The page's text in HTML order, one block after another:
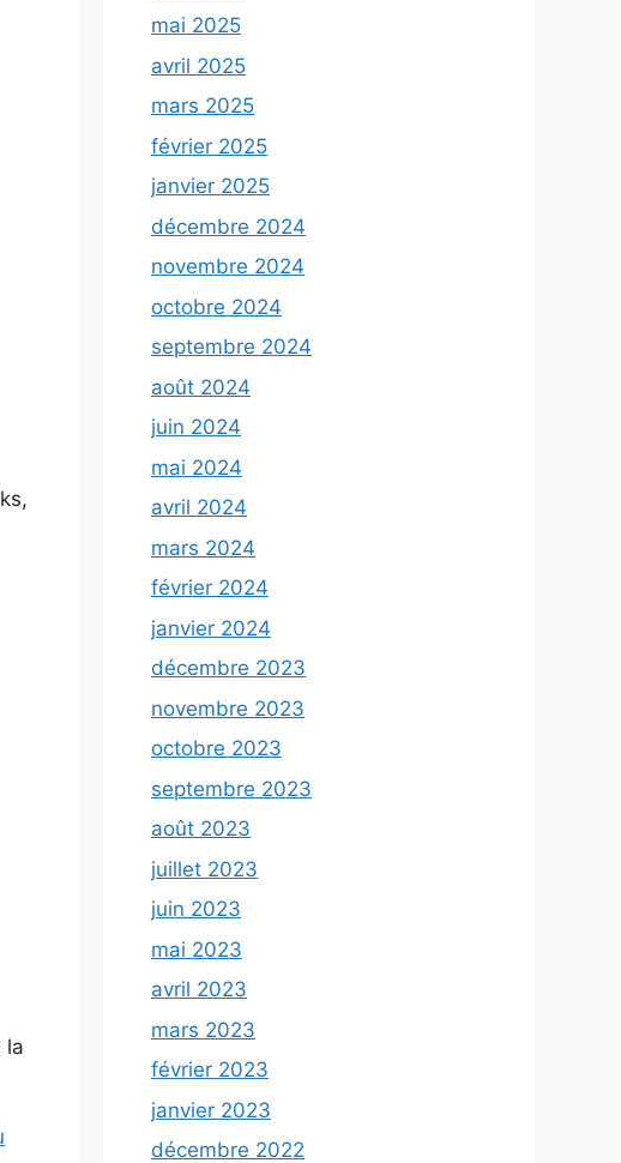
la
mai 2025
avril 2025
mars 2025
février 2025
janvier 2025
décembre 2024
novembre 2024
octobre 2024
septembre 2024
août 2024
juin 2024
mai 2024
avril 2024
mars 2024
février 2024
janvier 2024
décembre 2023
novembre 2023
octobre 2023
septembre 2023
août 2023
juillet 2023
juin 2023
mai 2023
avril 2023
mars 2023
février 2023
janvier 2023
décembre 2022